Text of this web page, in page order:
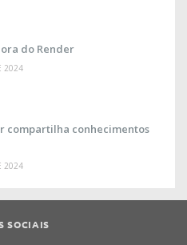
do Render
2024
compartilha conhecimentos
2024
SOCIAIS